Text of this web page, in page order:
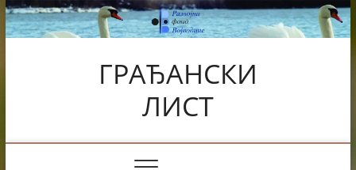
Skip
to
content
ГРАЂАНСКИ
ЛИСТ